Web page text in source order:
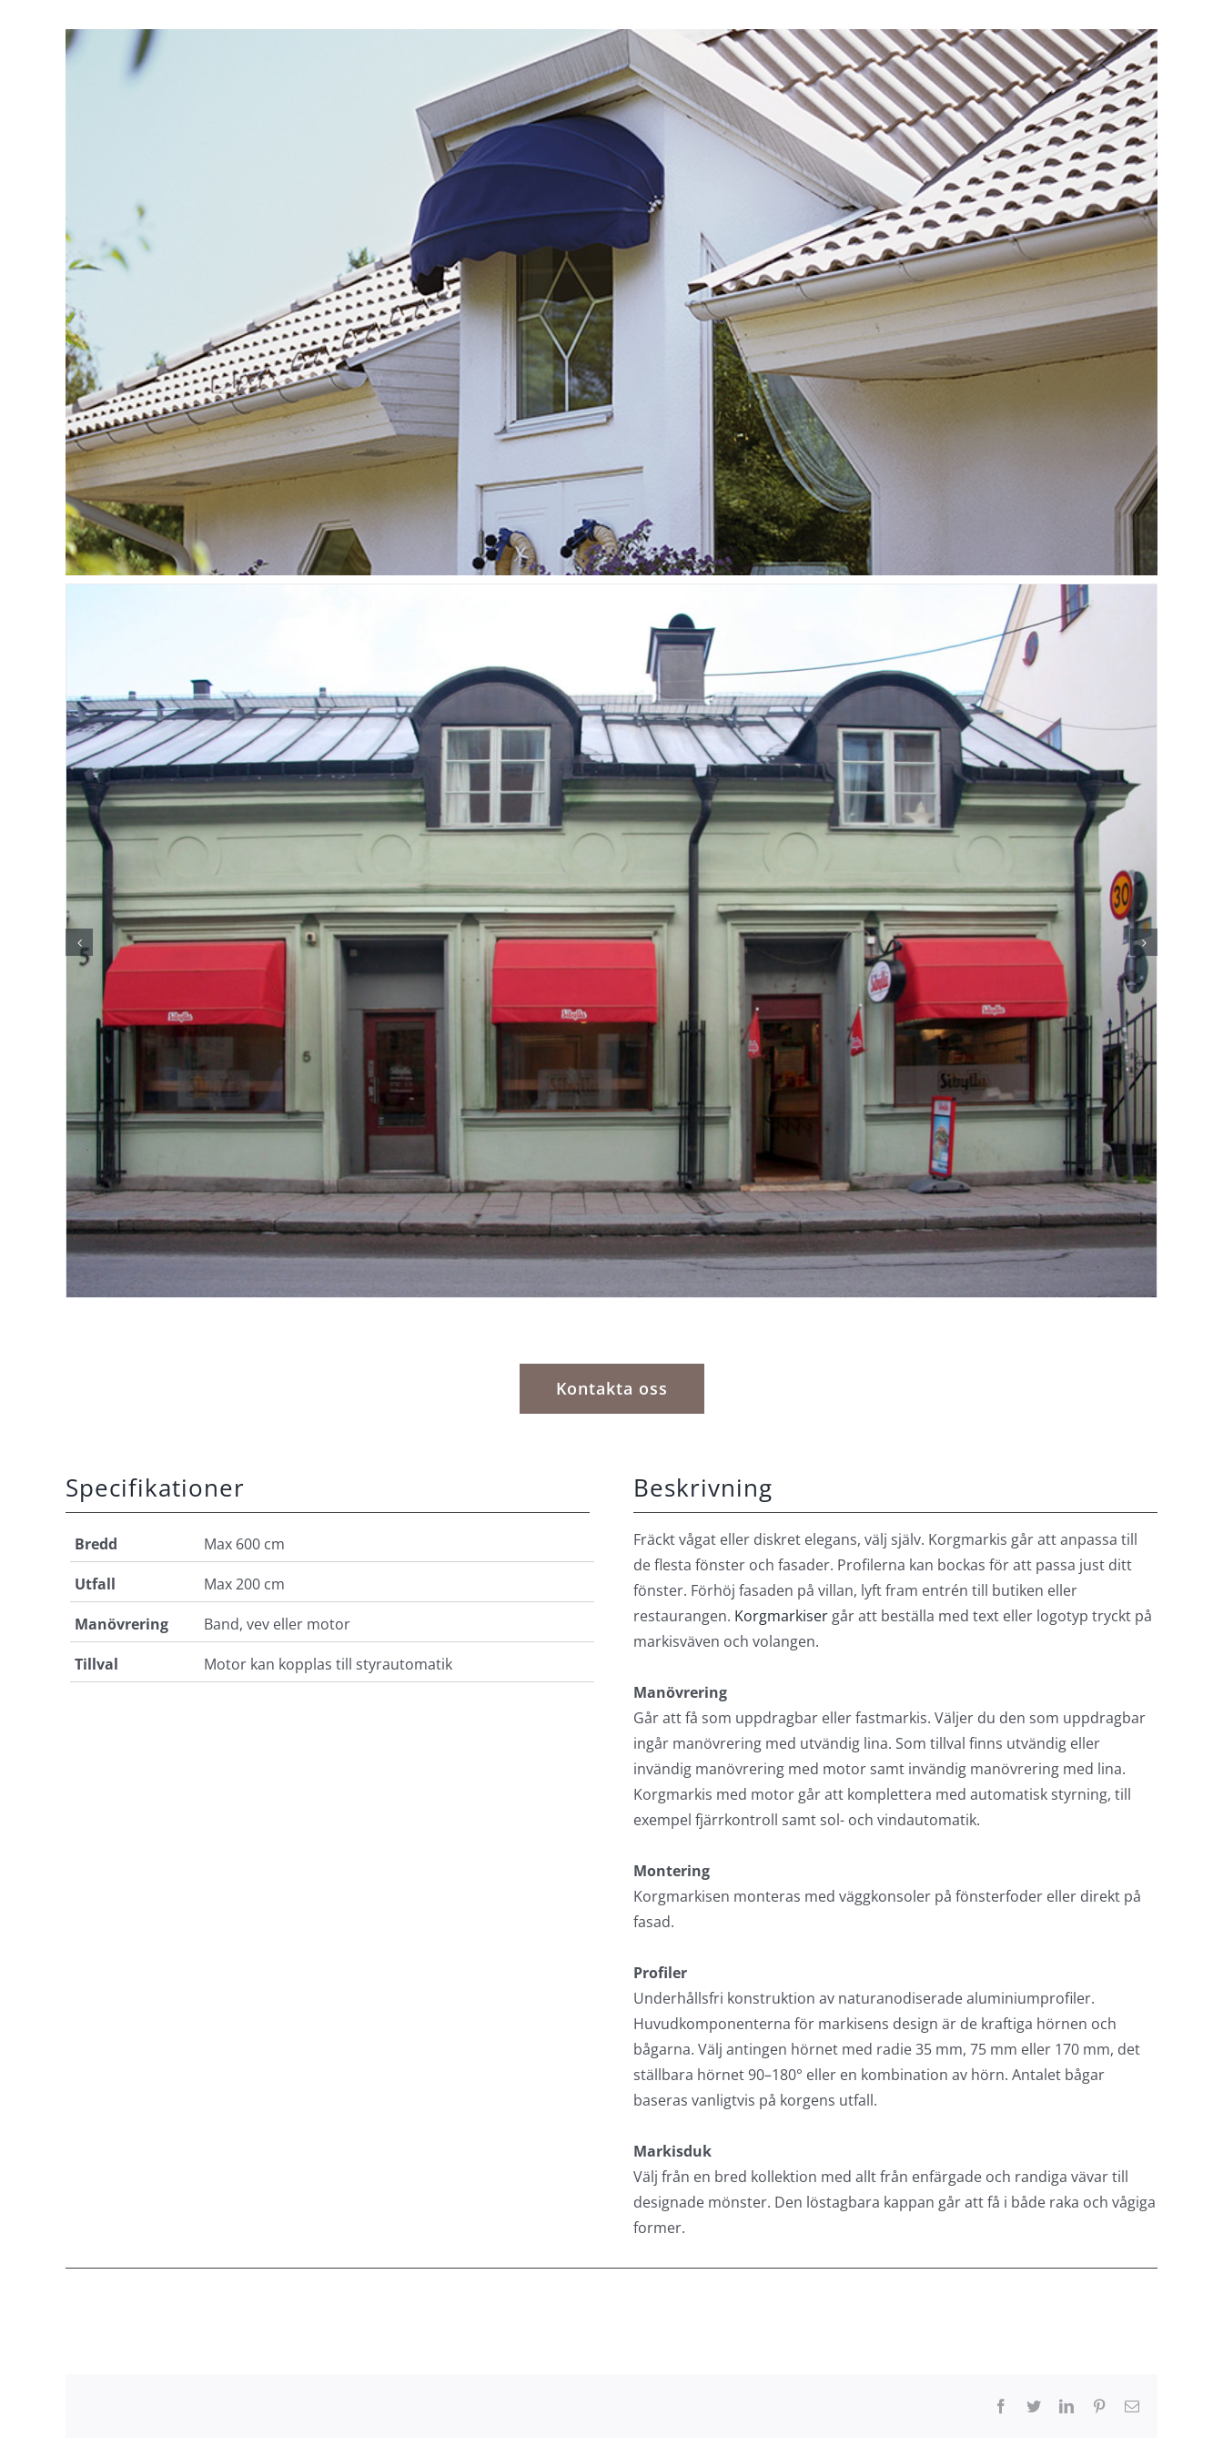
Visa
större
Specifikationer
Bredd
Max 600 cm
Utfall
Max 200 cm
Manövrering
Band, vev eller motor
Tillval
Motor kan kopplas till styrautomatik
Beskrivning
Fräckt vågat eller diskret elegans, välj själv. Korgmarkis går att anpassa till
de flesta fönster och fasader. Profilerna kan bockas för att passa just ditt
fönster. Förhöj fasaden på villan, lyft fram entrén till butiken eller
restaurangen.
Korgmarkiser
går att beställa med text eller logotyp tryckt på
markisväven och volangen.
Manövrering
Går att få som uppdragbar eller fastmarkis. Väljer du den som uppdragbar
ingår manövrering med utvändig lina. Som tillval finns utvändig eller
invändig manövrering med motor samt invändig manövrering med lina.
Korgmarkis med motor går att komplettera med automatisk styrning, till
exempel fjärrkontroll samt sol- och vindautomatik.
Montering
Korgmarkisen monteras med väggkonsoler på fönsterfoder eller direkt på
Profiler
Underhållsfri konstruktion av naturanodiserade aluminiumprofiler.
Huvudkomponenterna för markisens design är de kraftiga hörnen och
bågarna. Välj antingen hörnet med radie 35 mm, 75 mm eller 170 mm, det
ställbara hörnet 90–180° eller en kombination av hörn. Antalet bågar
baseras vanligtvis på korgens utfall.
Markisduk
Välj från en bred kollektion med allt från enfärgade och randiga vävar till
designade mönster. Den löstagbara kappan går att få i både raka och vågiga